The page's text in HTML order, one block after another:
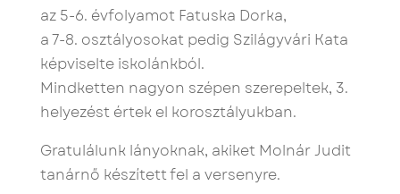
az 5-6. évfolyamot Fatuska Dorka,
a 7-8. osztályosokat pedig Szilágyvári Kata
képviselte iskolánkból.
Mindketten nagyon szépen szerepeltek, 3.
helyezést értek el korosztályukban.
Gratulálunk lányoknak, akiket Molnár Judit
tanárnő készített fel a versenyre.